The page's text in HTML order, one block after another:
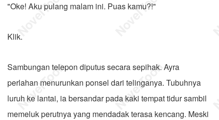
"Oke! Aku pulang malam ini. Puas kamu?!"
Klik.
Sambungan telepon diputus secara sepihak. Ayra
perlahan menurunkan ponsel dari telinganya. Tubuhnya
luruh ke lantai, ia bersandar pada kaki tempat tidur sambil
memeluk perutnya yang mendadak terasa kencang. Meski